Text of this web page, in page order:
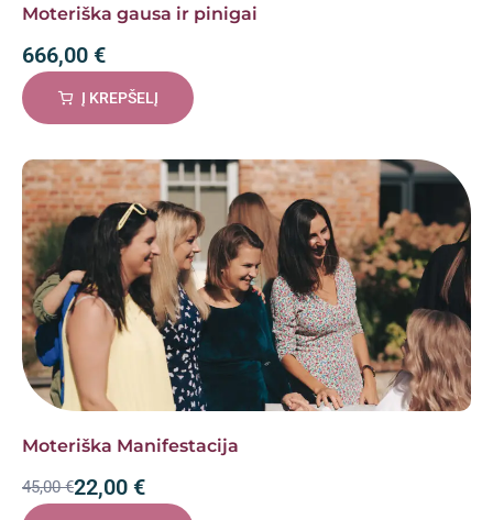
Moteriška gausa ir pinigai
666,00 €
Į KREPŠELĮ
Moteriška Manifestacija
45,00€22,00 €